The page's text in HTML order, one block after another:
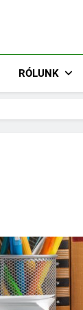
RÓLUNK